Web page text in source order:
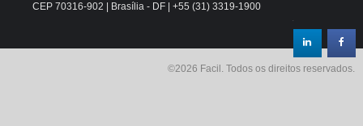
CEP 70316-902 | Brasília - DF | +55 (31) 3319-1900
.
©2026 Facil. Todos os direitos reservados.